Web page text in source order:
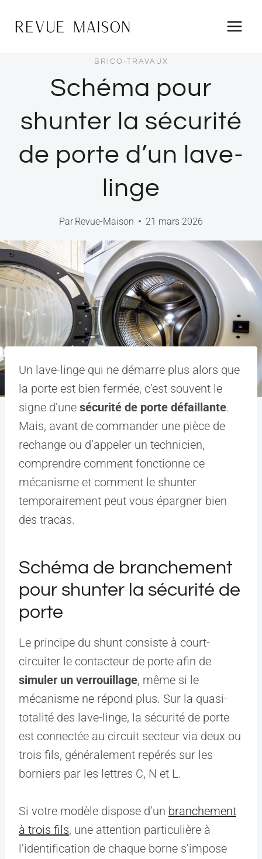
BRICO-TRAVAUX
Schéma pour
shunter la sécurité
de porte d’un lave-
linge
Par Revue-Maison 21 mars 2026
Un lave-linge qui ne démarre plus alors que
la porte est bien fermée, c’est souvent le
signe d’une sécurité de porte défaillante.
Mais, avant de commander une pièce de
rechange ou d’appeler un technicien,
comprendre comment fonctionne ce
mécanisme et comment le shunter
temporairement peut vous épargner bien
des tracas.
Schéma de branchement
pour shunter la sécurité de
porte
Le principe du shunt consiste à court-
circuiter le contacteur de porte afin de
simuler un verrouillage, même si le
mécanisme ne répond plus. Sur la quasi-
totalité des lave-linge, la sécurité de porte
est connectée au circuit secteur via deux ou
trois fils, généralement repérés sur les
borniers par les lettres C, N et L.
Si votre modèle dispose d’un branchement
à trois fils, une attention particulière à
l’identification de chaque borne s’impose